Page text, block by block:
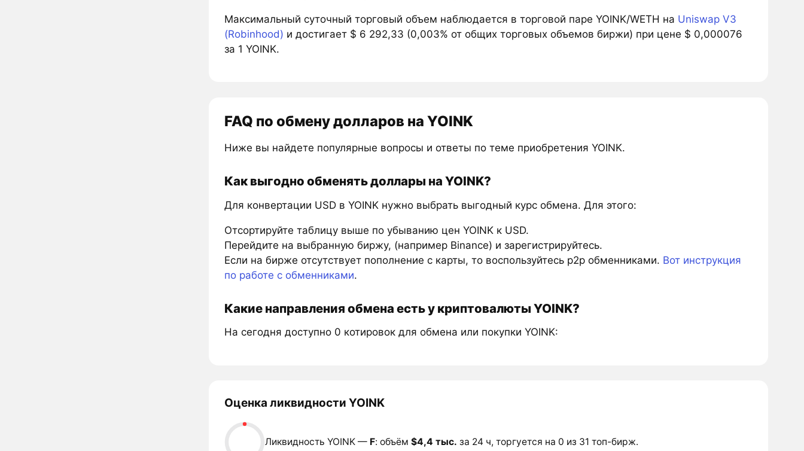
Максимальный суточный торговый объем наблюдается в торговой паре YOINK/WETH на Uniswap V3
(Robinhood) и достигает $ 6 292,33 (0,003% от общих торговых объемов биржи) при цене $ 0,000076
за 1 YOINK.
FAQ по обмену долларов на YOINK
Ниже вы найдете популярные вопросы и ответы по теме приобретения YOINK.
Как выгодно обменять доллары на YOINK?
Для конвертации USD в YOINK нужно выбрать выгодный курс обмена. Для этого:
Отсортируйте таблицу выше по убыванию цен YOINK к USD.
Перейдите на выбранную биржу, (например Binance) и зарегистрируйтесь.
Если на бирже отсутствует пополнение с карты, то воспользуйтесь p2p обменниками. Вот инструкция
по работе с обменниками.
Какие направления обмена есть у криптовалюты YOINK?
На сегодня доступно 0 котировок для обмена или покупки YOINK:
Оценка ликвидности YOINK
Ликвидность YOINK — F: объём $4,4 тыс. за 24 ч, торгуется на 0 из 31 топ-бирж.